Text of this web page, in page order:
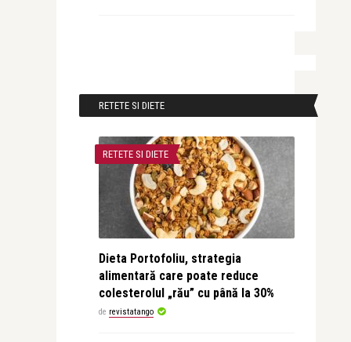
RETETE SI DIETE
RETETE SI DIETE
Dieta Portofoliu, strategia
alimentară care poate reduce
colesterolul „rău” cu până la 30%
de revistatango